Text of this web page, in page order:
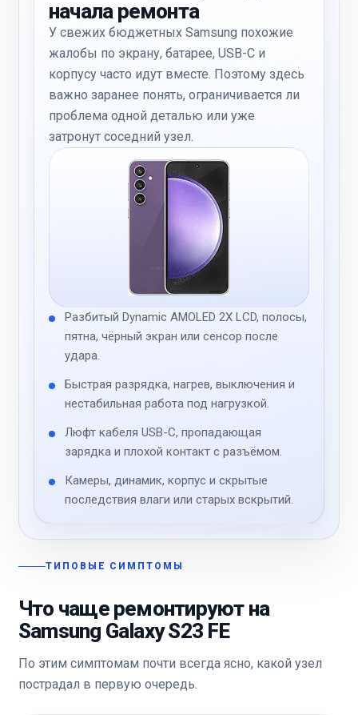
начала ремонта
У свежих бюджетных Samsung похожие
жалобы по экрану, батарее, USB-C и
корпусу часто идут вместе. Поэтому здесь
важно заранее понять, ограничивается ли
проблема одной деталью или уже
затронут соседний узел.
Разбитый Dynamic AMOLED 2X LCD, полосы,
пятна, чёрный экран или сенсор после
удара.
Быстрая разрядка, нагрев, выключения и
нестабильная работа под нагрузкой.
Люфт кабеля USB-C, пропадающая
зарядка и плохой контакт с разъёмом.
Камеры, динамик, корпус и скрытые
последствия влаги или старых вскрытий.
ТИПОВЫЕ СИМПТОМЫ
Что чаще ремонтируют на
Samsung Galaxy S23 FE
По этим симптомам почти всегда ясно, какой узел
пострадал в первую очередь.